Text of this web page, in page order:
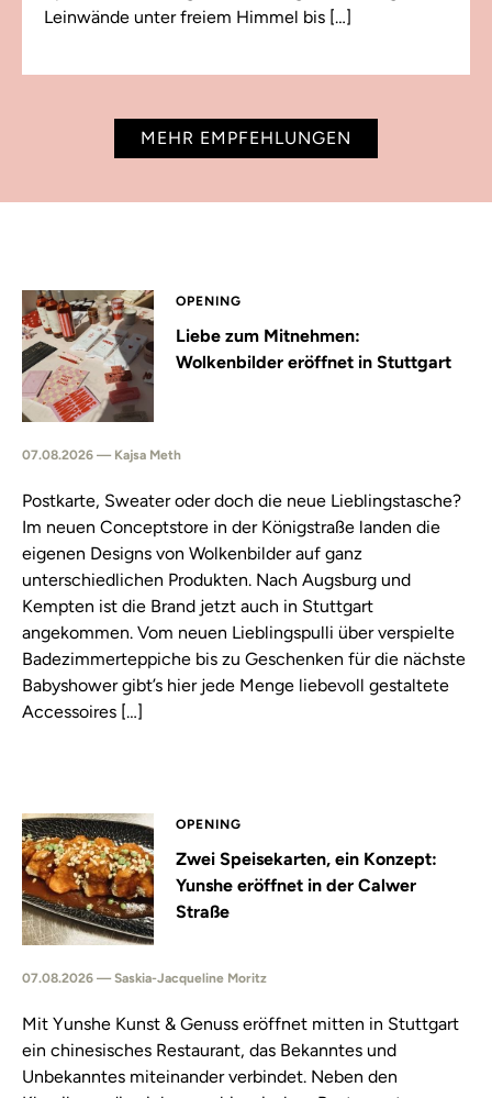
Leinwände unter freiem Himmel bis […]
MEHR EMPFEHLUNGEN
OPENING
Liebe zum Mitnehmen:
Wolkenbilder eröffnet in Stuttgart
07.08.2026 — Kajsa Meth
Postkarte, Sweater oder doch die neue Lieblingstasche?
Im neuen Conceptstore in der Königstraße landen die
eigenen Designs von Wolkenbilder auf ganz
unterschiedlichen Produkten. Nach Augsburg und
Kempten ist die Brand jetzt auch in Stuttgart
angekommen. Vom neuen Lieblingspulli über verspielte
Badezimmerteppiche bis zu Geschenken für die nächste
Babyshower gibt’s hier jede Menge liebevoll gestaltete
Accessoires […]
OPENING
Zwei Speisekarten, ein Konzept:
Yunshe eröffnet in der Calwer
Straße
07.08.2026 — Saskia-Jacqueline Moritz
Mit Yunshe Kunst & Genuss eröffnet mitten in Stuttgart
ein chinesisches Restaurant, das Bekanntes und
Unbekanntes miteinander verbindet. Neben den